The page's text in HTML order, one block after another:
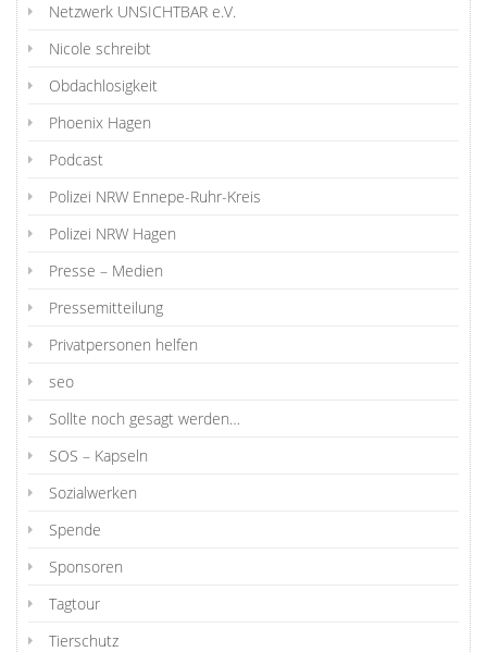
Netzwerk UNSICHTBAR e.V.
Nicole schreibt
Obdachlosigkeit
Phoenix Hagen
Podcast
Polizei NRW Ennepe-Ruhr-Kreis
Polizei NRW Hagen
Presse – Medien
Pressemitteilung
Privatpersonen helfen
seo
Sollte noch gesagt werden…
SOS – Kapseln
Sozialwerken
Spende
Sponsoren
Tagtour
Tierschutz